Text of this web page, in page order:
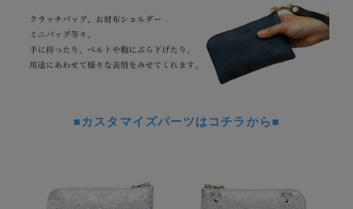
■カスタマイズパーツはコチラから■